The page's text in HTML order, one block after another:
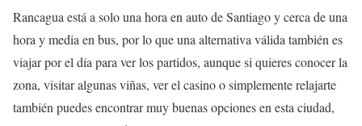
Rancagua está a solo una hora en auto de Santiago y cerca de una
hora y media en bus, por lo que una alternativa válida también es
viajar por el día para ver los partidos, aunque si quieres conocer la
zona, visitar algunas viñas, ver el casino o simplemente relajarte
también puedes encontrar muy buenas opciones en esta ciudad,